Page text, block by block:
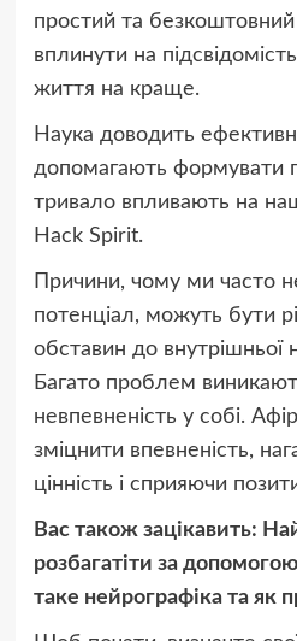
простий та безкоштовний
вплинути на
життя на краще.
Наука доводить
допомагають формувати
тривало впливають на
Hack Spirit.
Причини, чому ми часто
потенціал, можуть бути
обставин до внутрішньої
Багато проблем
невпевненість у собі.
зміцнити впевненість,
цінність і сприяючи
Вас також зацікавить:
розбагатіти за
таке нейрографіка та як